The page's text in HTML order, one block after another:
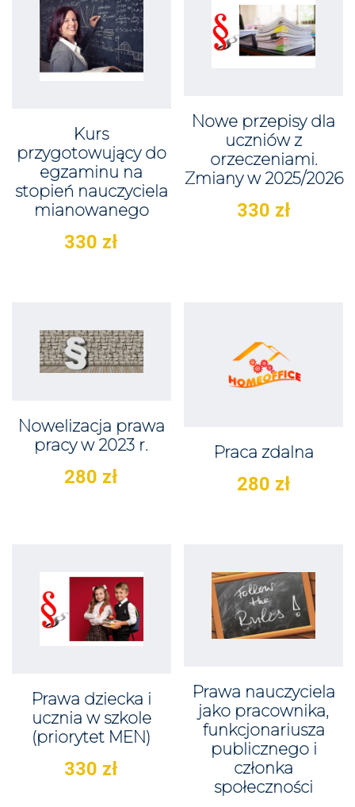
Kurs
przygotowujący do
egzaminu na
stopień nauczyciela
mianowanego
330 zł
Nowe przepisy dla
uczniów z
orzeczeniami.
Zmiany w 2025/2026
330 zł
Nowelizacja prawa
pracy w 2023 r.
280 zł
Praca zdalna
280 zł
Prawa dziecka i
ucznia w szkole
(priorytet MEN)
330 zł
Prawa nauczyciela
jako pracownika,
funkcjonariusza
publicznego i
członka
społeczności